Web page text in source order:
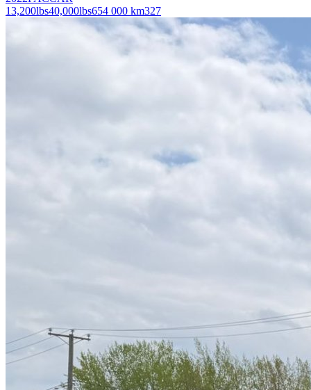
13,200lbs40,000lbs654 000 km327